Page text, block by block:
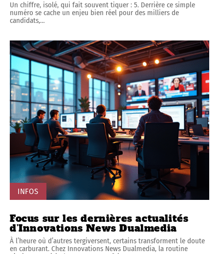
Un chiffre, isolé, qui fait souvent tiquer : 5. Derrière ce simple
numéro se cache un enjeu bien réel pour des milliers de
candidats,…
INFOS
Focus sur les dernières actualités
d’Innovations News Dualmedia
À l’heure où d’autres tergiversent, certains transforment le doute
en carburant. Chez Innovations News Dualmedia, la routine